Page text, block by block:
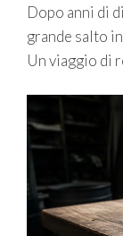
Dopo anni di
grande salto
Un viaggio di